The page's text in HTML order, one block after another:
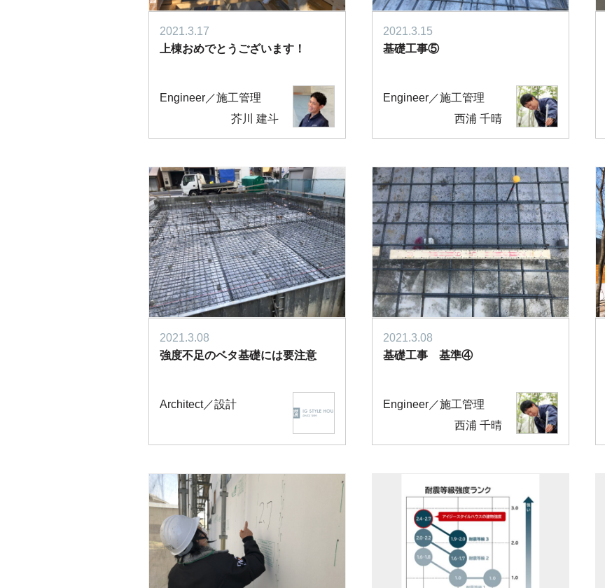
2021.3.17
上棟おめでとうございます！
Engineer／施工管理
芥川 建斗
2021.3.15
基礎工事⑤
Engineer／施工管理
西浦 千晴
2021.3.08
強度不足のベタ基礎には要注意
Architect／設計
2021.3.08
基礎工事 基準④
Engineer／施工管理
西浦 千晴